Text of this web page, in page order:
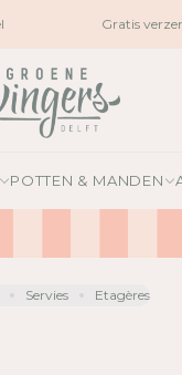
Gratis
POTTEN & MANDEN
Servies Etagères